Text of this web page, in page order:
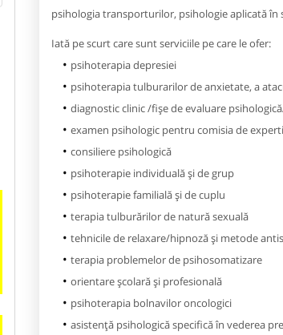
psihologia transporturilor, psihologie aplicată în
Iată pe scurt care sunt serviciile pe care le ofer:
psihoterapia depresiei
psihoterapia tulburarilor de anxietate, a
diagnostic clinic /fișe de evaluare
examen psihologic pentru comisia de
consiliere psihologică
psihoterapie individuală şi de grup
psihoterapie familială şi de cuplu
terapia tulburărilor de natură sexuală
tehnicile de relaxare/hipnoză şi metode
terapia problemelor de psihosomatizare
orientare școlară și profesională
psihoterapia bolnavilor oncologici
asistenţă psihologică specifică în vederea